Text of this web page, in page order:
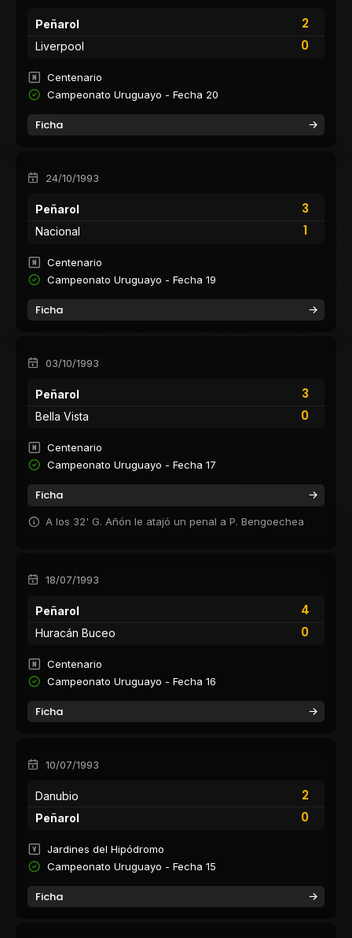
Peñarol
2
0
Liverpool
Centenario
Campeonato Uruguayo - Fecha 20
Ficha
24/10/1993
Peñarol
3
1
Nacional
Centenario
Campeonato Uruguayo - Fecha 19
Ficha
03/10/1993
Peñarol
3
0
Bella Vista
Centenario
Campeonato Uruguayo - Fecha 17
Ficha
A los 32' G. Añón le atajó un penal a P. Bengoechea
18/07/1993
Peñarol
4
0
Huracán Buceo
Centenario
Campeonato Uruguayo - Fecha 16
Ficha
10/07/1993
Danubio
2
0
Peñarol
Jardines del Hipódromo
Campeonato Uruguayo - Fecha 15
Ficha